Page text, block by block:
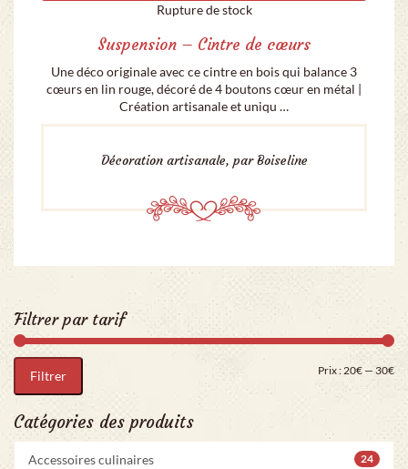
Rupture de stock
Suspension – Cintre de cœurs
Une déco originale avec ce cintre en bois qui balance 3
cœurs en lin rouge, décoré de 4 boutons cœur en métal |
Création artisanale et uniqu …
Décoration artisanale, par Boiseline
Filtrer par tarif
Filtrer Prix :20€ — 30€
Catégories des produits
Accessoires culinaires 24